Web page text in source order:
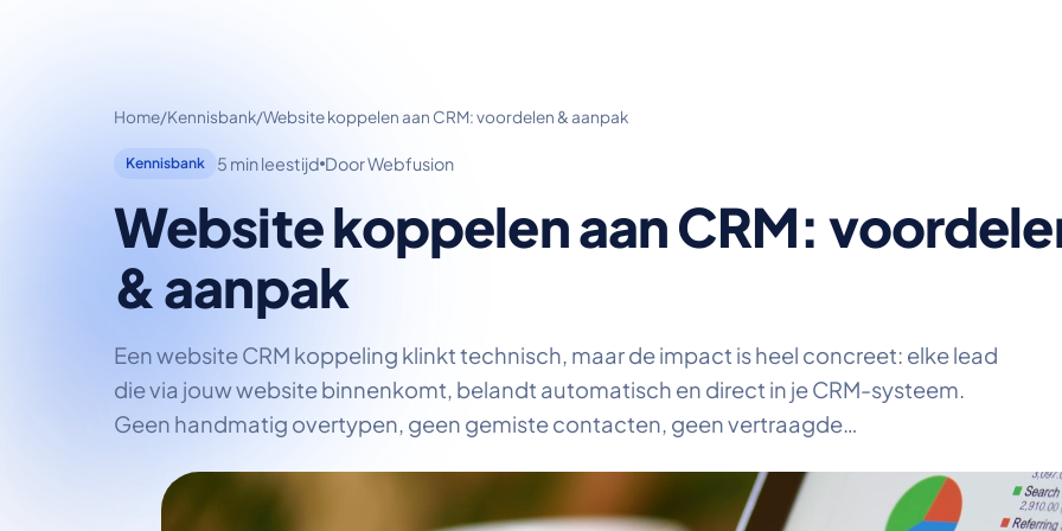
Home/Kennisbank/Website koppelen aan CRM: voordelen & aanpak
Kennisbank 5 min leestijd Door Webfusion
Website koppelen aan CRM:
& aanpak
Een website CRM koppeling klinkt technisch, maar de impact is heel concreet: elke lead
die via jouw website binnenkomt, belandt automatisch en direct in je CRM-systeem.
Geen handmatig overtypen, geen gemiste contacten, geen vertraagde…